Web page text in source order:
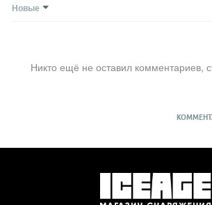
Новые
Никто ещё не оставил комментариев,